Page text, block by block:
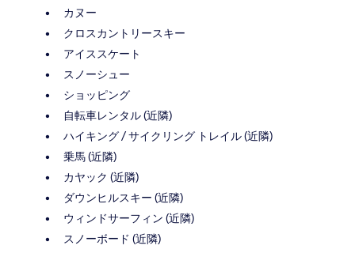
カヌー
クロスカントリースキー
アイススケート
スノーシュー
ショッピング
自転車レンタル (近隣)
ハイキング / サイクリング トレイル (近隣)
乗馬 (近隣)
カヤック (近隣)
ダウンヒルスキー (近隣)
ウィンドサーフィン (近隣)
スノーボード (近隣)